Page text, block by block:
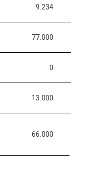
9.234
77.000
0
13.000
66.000